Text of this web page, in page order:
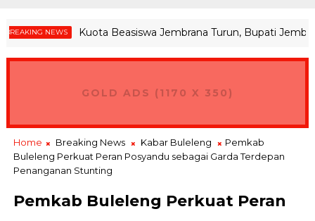
NEWS Kuota Beasiswa Jembrana Turun, Bupati Jembrana ;
GOLD ADS (1170 X 350)
Home Breaking News Kabar Buleleng
Pemkab
Buleleng Perkuat Peran Posyandu sebagai Garda Terdepan
Penanganan Stunting
Pemkab Buleleng Perkuat Peran